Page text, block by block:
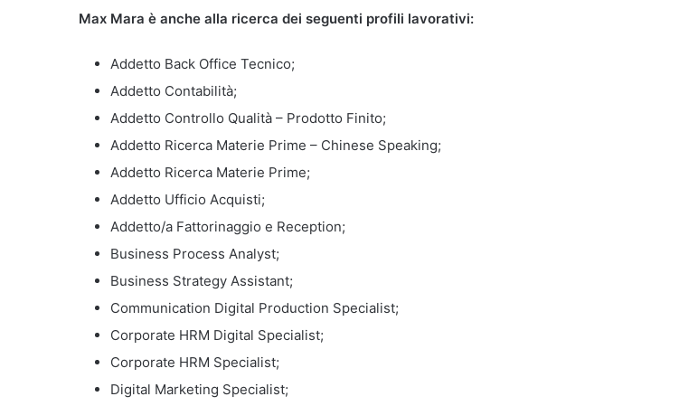
Max Mara è anche alla ricerca dei seguenti profili lavorativi:
Addetto Back Office Tecnico;
Addetto Contabilità;
Addetto Controllo Qualità – Prodotto Finito;
Addetto Ricerca Materie Prime – Chinese Speaking;
Addetto Ricerca Materie Prime;
Addetto Ufficio Acquisti;
Addetto/a Fattorinaggio e Reception;
Business Process Analyst;
Business Strategy Assistant;
Communication Digital Production Specialist;
Corporate HRM Digital Specialist;
Corporate HRM Specialist;
Digital Marketing Specialist;